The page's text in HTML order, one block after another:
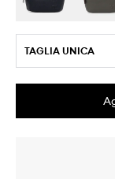
TAGLIA UNICA